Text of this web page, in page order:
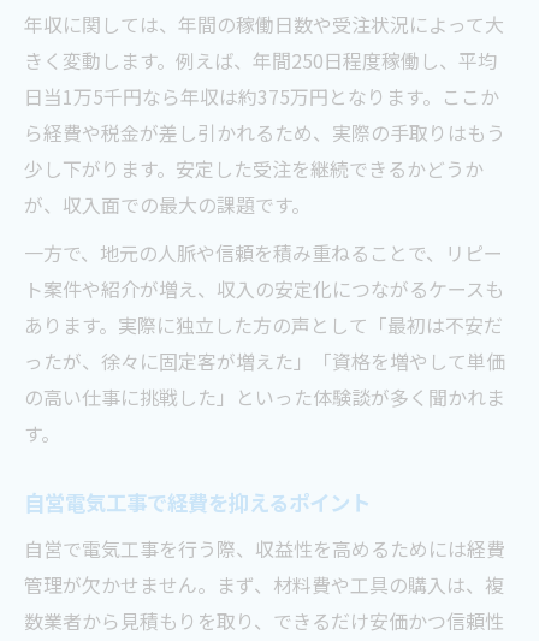
年収に関しては、年間の稼働日数や受注状況によって大
きく変動します。例えば、年間250日程度稼働し、平均
日当1万5千円なら年収は約375万円となります。ここか
ら経費や税金が差し引かれるため、実際の手取りはもう
少し下がります。安定した受注を継続できるかどうか
が、収入面での最大の課題です。
一方で、地元の人脈や信頼を積み重ねることで、リピー
ト案件や紹介が増え、収入の安定化につながるケースも
あります。実際に独立した方の声として「最初は不安だ
ったが、徐々に固定客が増えた」「資格を増やして単価
の高い仕事に挑戦した」といった体験談が多く聞かれま
す。
自営電気工事で経費を抑えるポイント
自営で電気工事を行う際、収益性を高めるためには経費
管理が欠かせません。まず、材料費や工具の購入は、複
数業者から見積もりを取り、できるだけ安価かつ信頼性